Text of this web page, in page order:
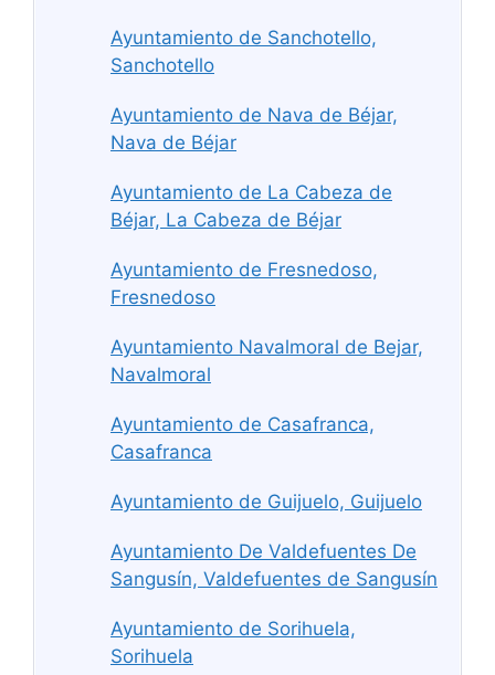
Ayuntamiento de Sanchotello,
Sanchotello
Ayuntamiento de Nava de Béjar,
Nava de Béjar
Ayuntamiento de La Cabeza de
Béjar, La Cabeza de Béjar
Ayuntamiento de Fresnedoso,
Fresnedoso
Ayuntamiento Navalmoral de Bejar,
Navalmoral
Ayuntamiento de Casafranca,
Casafranca
Ayuntamiento de Guijuelo, Guijuelo
Ayuntamiento De Valdefuentes De
Sangusín, Valdefuentes de Sangusín
Ayuntamiento de Sorihuela,
Sorihuela